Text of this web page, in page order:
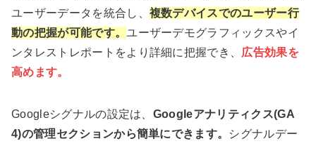
ユーザーデータを統合し、 複数デバイスでのユーザー行
動の把握が可能です。ユーザーデモグラフィックスやイ
ンタレストレポートをより詳細に把握でき、 広告効果を
高めます。
Googleシグナルの設定は、 Googleアナリティクス(GA
4)の管理セクションから簡単にできます。 シグナルデー